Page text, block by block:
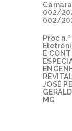
002/
002/
Proc
E
JOSÉ
MG